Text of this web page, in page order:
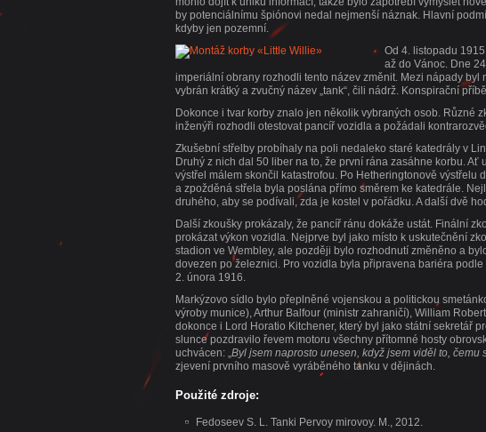
by potenciálnímu špiónovi nedal nejmenší náznak. Hlavní
kdyby jen pozemní.
Od 4. listopadu
až do Vánoc. Dne
imperiální obrany rozhodli tento název změnit. Mezi nápady byl
vybrán krátký a zvučný název „tank“, čili nádrž. Konspirační
Dokonce i tvar korby znalo jen několik vybraných osob. Různé
inženýři rozhodli otestovat pancíř vozidla a požádali
Zkušební střelby probíhaly na poli nedaleko staré katedrály v
Druhý z nich dal 50 liber na to, že první rána zasáhne korbu.
výstřel málem skončil katastrofou. Po Hetheringtonově
a zpožděná střela byla poslána přímo směrem ke katedrále.
druhého, aby se podívali, zda je kostel v pořádku. A další dvě
Další zkoušky prokázaly, že pancíř ránu dokáže ustát. Finální
prokázat výkon vozidla. Nejprve byl jako místo k uskutečnění
stadion ve Wembley, ale později bylo rozhodnutí změněno a
dovezen po železnici. Pro vozidla byla připravena bariéra
2. února 1916.
Markýzovo sídlo bylo přeplněné vojenskou a politickou
výroby munice), Arthur Balfour (ministr zahraničí), William
dokonce i Lord Horatio Kitchener, který byl jako státní sekretář
slunce pozdravilo řevem motoru všechny přítomné hosty
uchvácen: „ Byl jsem naprosto unesen, když jsem viděl to, čemu
zjevení prvního masově vyráběného tanku v dějinách.
Použité zdroje:
Fedoseev S. L. Tanki Pervoy mirovoy. M., 2012.